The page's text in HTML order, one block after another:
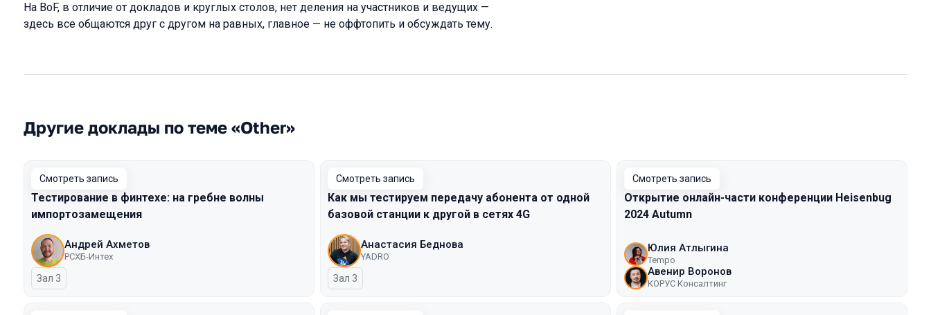
На BoF, в отличие от докладов и круглых столов, нет деления на участников и ведущих —
здесь все общаются друг с другом на равных, главное — не оффтопить и обсуждать тему.
Другие доклады по теме «Other»
Смотреть запись
Тестирование в финтехе: на гребне волны
импортозамещения
Андрей Ахметов
РСХБ-Интех
Зал 3
Смотреть запись
Как мы тестируем передачу абонента от одной
базовой станции к другой в сетях 4G
Анастасия Беднова
YADRO
Зал 3
Смотреть запись
Открытие онлайн-части конференции Heisenbug
2024 Autumn
Юлия Атлыгина
Tempo
Авенир Воронов
КОРУС Консалтинг